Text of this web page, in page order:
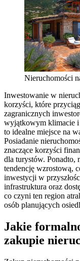
Nieruchomości
Inwestowanie w
korzyści, które
zagranicznych
wyjątkowym klimacie i
to idealne miejsce na
Posiadanie
znaczące korzyści
dla turystów. Ponadto,
tendencję wzrostową,
inwestycji w
infrastruktura oraz
co czyni ten region
osób planujących
Jakie
zakupie